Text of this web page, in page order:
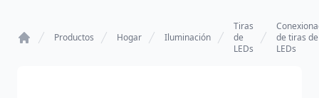
Productos Hogar Iluminación
Tiras
de
LEDs
de tiras de
LEDs